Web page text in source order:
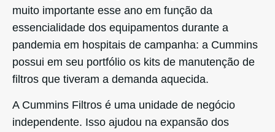
muito importante esse ano em função da
essencialidade dos equipamentos durante a
pandemia em hospitais de campanha: a Cummins
possui em seu portfólio os kits de manutenção de
filtros que tiveram a demanda aquecida.
A Cummins Filtros é uma unidade de negócio
independente. Isso ajudou na expansão dos